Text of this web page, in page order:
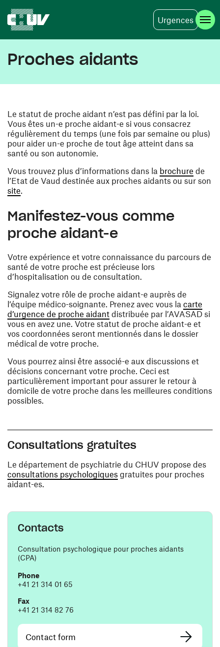
Urgences
Proches aidants
Le statut de proche aidant n’est pas défini par la loi.
Vous êtes un-e proche aidant-e si vous consacrez
régulièrement du temps (une fois par semaine ou plus)
pour aider un-e proche de tout âge atteint dans sa
santé ou son autonomie.
Vous trouvez plus d’informations dans la brochure de
l’Etat de Vaud destinée aux proches aidants ou sur son
site.
Manifestez-vous comme
proche aidant-e
Votre expérience et votre connaissance du parcours de
santé de votre proche est précieuse lors
d’hospitalisation ou de consultation.
Signalez votre rôle de proche aidant-e auprès de
l’équipe médico-soignante. Prenez avec vous la carte
d’urgence de proche aidant(opens in a new window)
distribuée par l’AVASAD si
vous en avez une. Votre statut de proche aidant-e et
vos coordonnées seront mentionnés dans le dossier
médical de votre proche.
Vous pourrez ainsi être associé-e aux discussions et
décisions concernant votre proche. Ceci est
particulièrement important pour assurer le retour à
domicile de votre proche dans les meilleures conditions
possibles.
Consultations gratuites
Le département de psychiatrie du CHUV propose des
consultations psychologiques(opens in a new window)
gratuites pour proches
aidant-es.
Contacts
Consultation psychologique pour proches aidants
(CPA)
Phone
+41 21 314 01 65
Fax
+41 21 314 82 76
Contact form